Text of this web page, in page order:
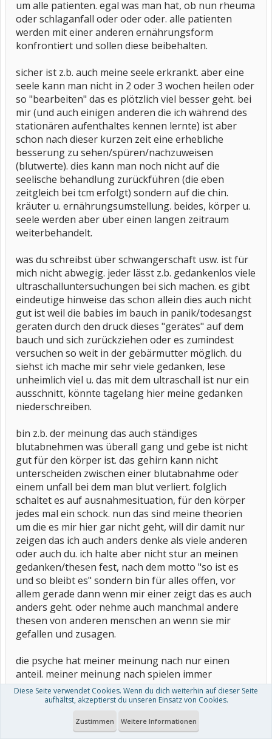
um alle patienten. egal was man hat, ob nun rheuma
oder schlaganfall oder oder oder. alle patienten
werden mit einer anderen ernährungsform
konfrontiert und sollen diese beibehalten.
sicher ist z.b. auch meine seele erkrankt. aber eine
seele kann man nicht in 2 oder 3 wochen heilen oder
so "bearbeiten" das es plötzlich viel besser geht. bei
mir (und auch einigen anderen die ich während des
stationären aufenthaltes kennen lernte) ist aber
schon nach dieser kurzen zeit eine erhebliche
besserung zu sehen/spüren/nachzuweisen
(blutwerte). dies kann man noch nicht auf die
seelische behandlung zurückführen (die eben
zeitgleich bei tcm erfolgt) sondern auf die chin.
kräuter u. ernährungsumstellung. beides, körper u.
seele werden aber über einen langen zeitraum
weiterbehandelt.
was du schreibst über schwangerschaft usw. ist für
mich nicht abwegig. jeder lässt z.b. gedankenlos viele
ultraschalluntersuchungen bei sich machen. es gibt
eindeutige hinweise das schon allein dies auch nicht
gut ist weil die babies im bauch in panik/todesangst
geraten durch den druck dieses "gerätes" auf dem
bauch und sich zurückziehen oder es zumindest
versuchen so weit in der gebärmutter möglich. du
siehst ich mache mir sehr viele gedanken, lese
unheimlich viel u. das mit dem ultraschall ist nur ein
ausschnitt, könnte tagelang hier meine gedanken
niederschreiben.
bin z.b. der meinung das auch ständiges
blutabnehmen was überall gang und gebe ist nicht
gut für den körper ist. das gehirn kann nicht
unterscheiden zwischen einer blutabnahme oder
einem unfall bei dem man blut verliert. folglich
schaltet es auf ausnahmesituation, für den körper
jedes mal ein schock. nun das sind meine theorien
um die es mir hier gar nicht geht, will dir damit nur
zeigen das ich auch anders denke als viele anderen
oder auch du. ich halte aber nicht stur an meinen
gedanken/thesen fest, nach dem motto "so ist es
und so bleibt es" sondern bin für alles offen, vor
allem gerade dann wenn mir einer zeigt das es auch
anders geht. oder nehme auch manchmal andere
thesen von anderen menschen an wenn sie mir
gefallen und zusagen.
die psyche hat meiner meinung nach nur einen
anteil. meiner meinung nach spielen immer
verschiedene faktoren zusammen. wie willst du
erklären wenn ein pestkranker unter eine
geht u. 96% dieser menschen sind kurz danach
Diese Seite verwendet Cookies. Wenn du dich weiterhin auf dieser Seite
aufhältst, akzeptierst du unseren Einsatz von Cookies.
Zustimmen Weitere Informationen